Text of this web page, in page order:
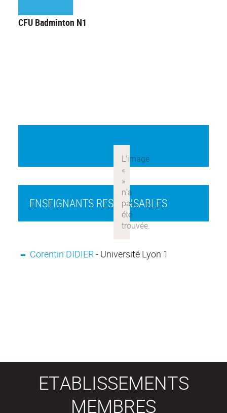
CFU Badminton N1
ENSEIGNANTS RESPONSABLES
Corentin DIDIER- Université Lyon 1
ETABLISSEMENTS
MEMBRES